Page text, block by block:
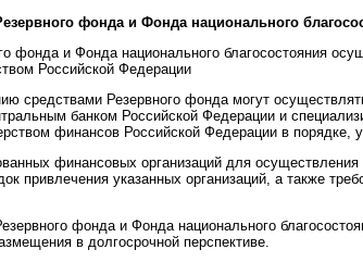
фонда и Фонда национального
фонда и Фонда национального благосостояния
Российской Федерации
средствами Резервного фонда могут
банком Российской Федерации и
финансов Российской Федерации в порядке,
финансовых организаций для
привлечения указанных организаций, а также
фонда и Фонда национального
в долгосрочной перспективе.